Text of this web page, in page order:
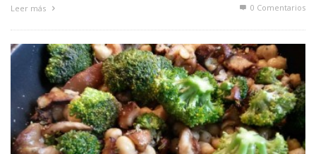
Leer más 0 Comentarios